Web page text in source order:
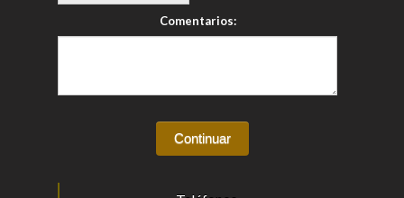
Comentarios: